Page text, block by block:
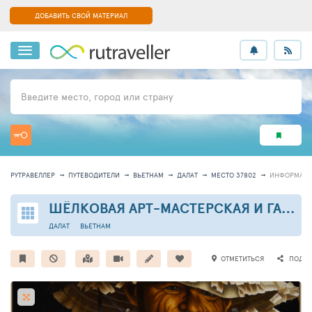
ДОБАВИТЬ СВОЙ МАТЕРИАЛ
Введите место, город или страну
РУТРАВЕЛЛЕР ПУТЕВОДИТЕЛИ ВЬЕТНАМ ДАЛАТ МЕСТО 37802
ШЁЛКОВАЯ АРТ-МАСТЕРСКАЯ И ГАЛЕРЕЯ ФАБРИКИ XQ
ВЬЕТНАМ
ДАЛАТ
ОТМЕТИТЬСЯ